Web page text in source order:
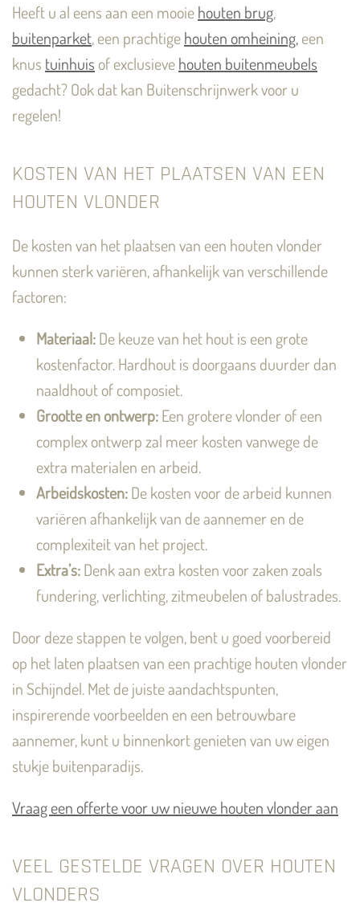
Heeft u al eens aan een mooiehouten brug,
buitenparket, een prachtigehouten omheining,een
knus tuinhuis of exclusievehouten buitenmeubels
gedacht? Ook dat kan Buitenschrijnwerk voor u
regelen!
KOSTEN VAN HET PLAATSEN VAN EEN
HOUTEN VLONDER
De kosten van het plaatsen van een houten vlonder
kunnen sterk variëren, afhankelijk van verschillende
factoren:
Materiaal:De keuze van het hout is een grote
kostenfactor. Hardhout is doorgaans duurder dan
naaldhout of composiet.
Grootte en ontwerp:Een grotere vlonder of een
complex ontwerp zal meer kosten vanwege de
extra materialen en arbeid.
Arbeidskosten:De kosten voor de arbeid kunnen
variëren afhankelijk van de aannemer en de
complexiteit van het project.
Extra’s:Denk aan extra kosten voor zaken zoals
fundering, verlichting, zitmeubelen of balustrades.
Door deze stappen te volgen, bent u goed voorbereid
op het laten plaatsen van een prachtige houten vlonder
in Schijndel. Met de juiste aandachtspunten,
inspirerende voorbeelden en een betrouwbare
aannemer, kunt u binnenkort genieten van uw eigen
stukje buitenparadijs.
Vraag een offerte voor uw nieuwe houten vlonder aan
VEEL GESTELDE VRAGEN OVER HOUTEN
VLONDERS